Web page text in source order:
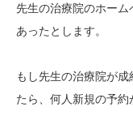
先生の治療院のホー
あったとします。
もし先生の治療院が
たら、何人新規の予約